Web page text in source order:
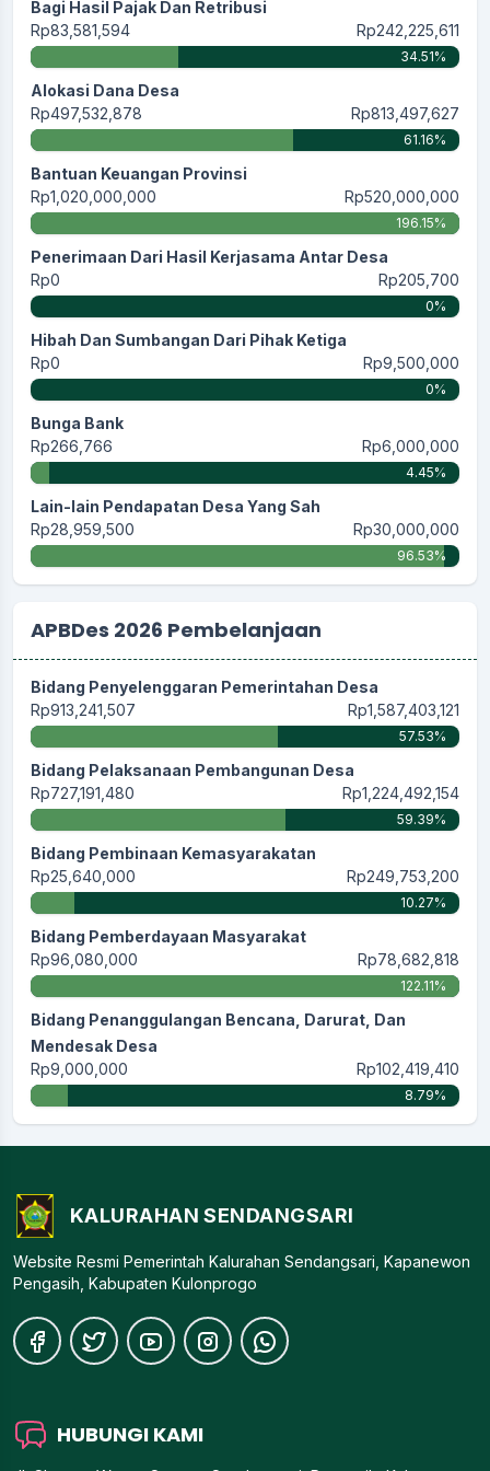
Bagi Hasil Pajak Dan Retribusi
Rp83,581,594
Rp242,225,611
34.51%
Alokasi Dana Desa
Rp497,532,878
Rp813,497,627
61.16%
Bantuan Keuangan Provinsi
Rp1,020,000,000
Rp520,000,000
196.15%
Penerimaan Dari Hasil Kerjasama Antar Desa
Rp0
Rp205,700
0%
Hibah Dan Sumbangan Dari Pihak Ketiga
Rp0
Rp9,500,000
0%
Bunga Bank
Rp266,766
Rp6,000,000
4.45%
Lain-lain Pendapatan Desa Yang Sah
Rp28,959,500
Rp30,000,000
96.53%
APBDes 2026 Pembelanjaan
Bidang Penyelenggaran Pemerintahan Desa
Rp913,241,507
Rp1,587,403,121
57.53%
Bidang Pelaksanaan Pembangunan Desa
Rp727,191,480
Rp1,224,492,154
59.39%
Bidang Pembinaan Kemasyarakatan
Rp25,640,000
Rp249,753,200
10.27%
Bidang Pemberdayaan Masyarakat
Rp96,080,000
Rp78,682,818
122.11%
Bidang Penanggulangan Bencana, Darurat, Dan
Mendesak Desa
Rp9,000,000
Rp102,419,410
8.79%
KALURAHAN SENDANGSARI
Website Resmi Pemerintah Kalurahan Sendangsari, Kapanewon
Pengasih, Kabupaten Kulonprogo
HUBUNGI KAMI